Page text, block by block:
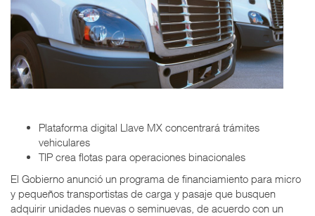
Plataforma digital Llave MX concentrará trámites
vehiculares
TIP crea flotas para operaciones binacionales
El Gobierno anunció un programa de financiamiento para micro
y pequeños transportistas de carga y pasaje que busquen
adquirir unidades nuevas o seminuevas, de acuerdo con un